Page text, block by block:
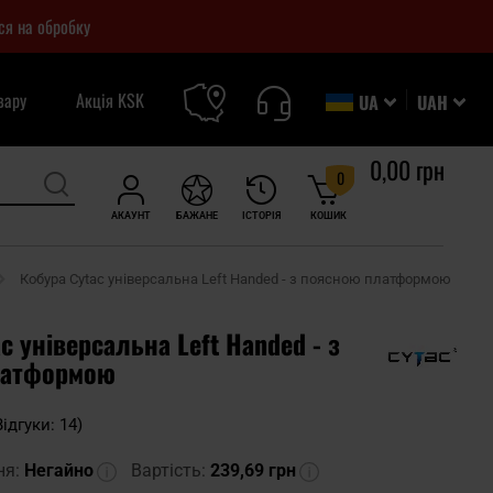
на обробку
UAH
UA
Акція KSK
АКАУНТ ІСТОРІЯ
БАЖАНЕ КОШИК
0 0,00 грн
Кобура Cytac універсальна Left Handed - з поясною платформою
універсальна Left Handed - з
14)
Негайно Вартість: 239,69 грн